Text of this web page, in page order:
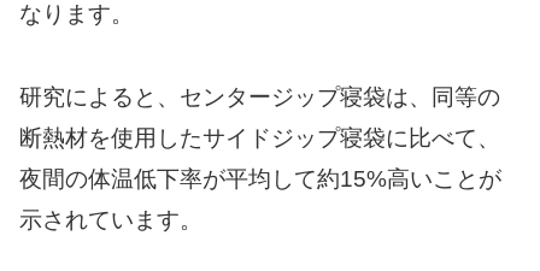
なります。
研究によると、センタージップ寝袋は、同等の
断熱材を使用したサイドジップ寝袋に比べて、
夜間の体温低下率が平均して約15%高いことが
示されています。